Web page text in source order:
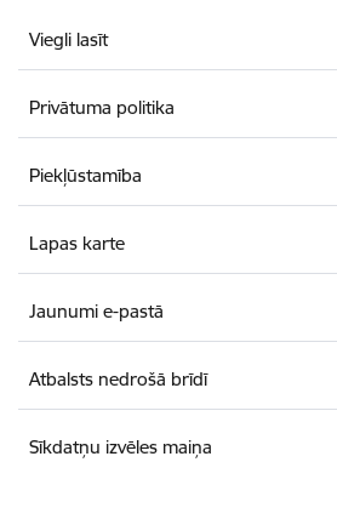
Viegli lasīt
Privātuma politika
Piekļūstamība
Lapas karte
Jaunumi e-pastā
Atbalsts nedrošā brīdī
Sīkdatņu izvēles maiņa